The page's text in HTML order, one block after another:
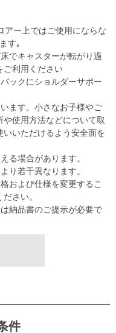
アー上ではご使用にならな
す｡
でキャスターが転がり過
ご利用ください
ックにショルダーサポー
ます。小さなお子様やご
使用方法などについて取
いただけるよう安全面を
る場合があります。
り若干異なります。
および仕様を変更するこ
さい。
納品書のご提示が必要で
件